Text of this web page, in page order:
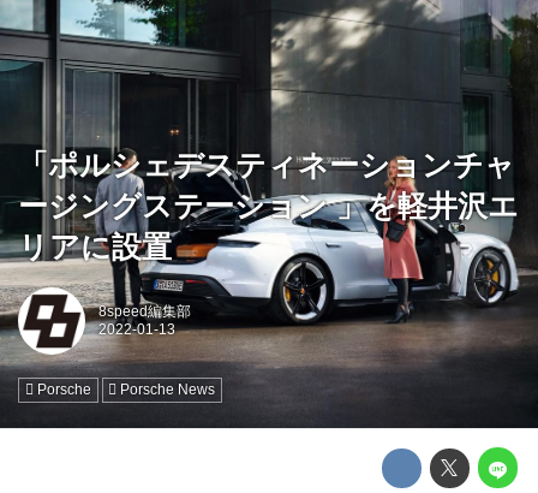
「ポルシェデスティネーションチャ
ージングステーション 」を軽井沢エ
リアに設置
8speed編集部
Porsche Porsche News